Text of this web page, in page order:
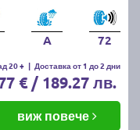
A 72
20 + | Доставка от 1 до 2 дни
€ / 189.27 лв.
виж повече